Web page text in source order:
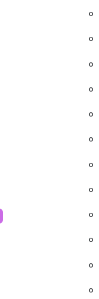
⚬
⚬
⚬
⚬
⚬
⚬
⚬
⚬
⚬
⚬
⚬
⚬